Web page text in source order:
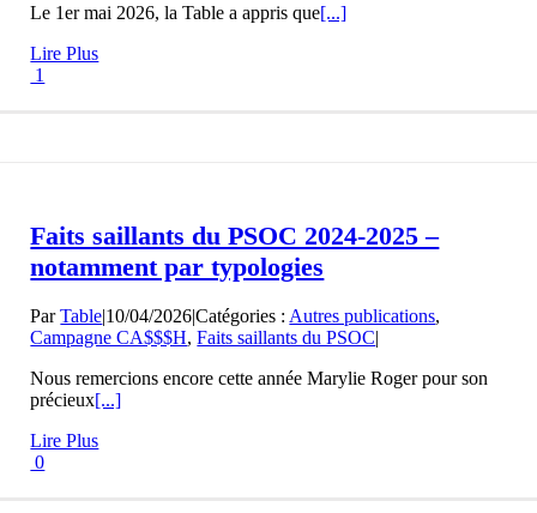
Le 1er mai 2026, la Table a appris que[...]
Lire Plus
1
Faits saillants du PSOC 2024-2025 –
notamment par typologies
ParTable|10/04/2026|Catégories : Autres publications,
Campagne CA$$$H,Faits saillants du PSOC|
Nous remercions encore cette année Marylie Roger pour son
précieux[...]
Lire Plus
0